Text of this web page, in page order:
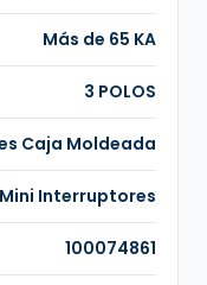
Más de 65 KA
3 POLOS
Caja Moldeada
Interruptores
100074861